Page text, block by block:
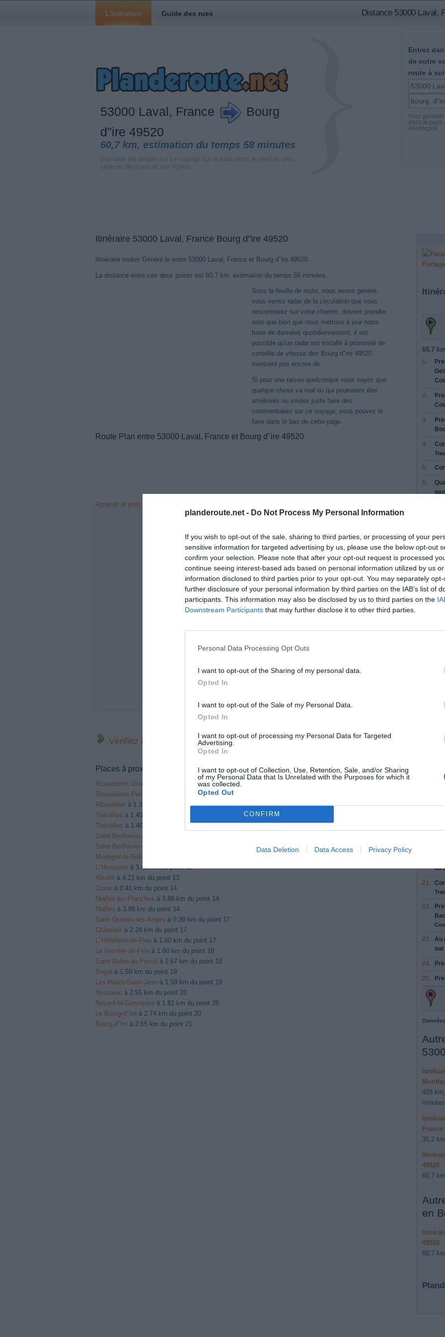
planderoute.net - Do Not Process My Personal Information
If you wish to opt-out of the sale, sharing to third parties, or processing of your
sensitive information for targeted advertising by us, please use the below opt-out
confirm your selection. Please note that after your opt-out request is processed
continue seeing interest-based ads based on personal information utilized by us
information disclosed to third parties prior to your opt-out. You may separately
further disclosure of your personal information by third parties on the IAB’s list of
participants. This information may also be disclosed by us to third parties on the
Downstream Participants that may further disclose it to other third parties.
Personal Data Processing Opt Outs
I want to opt-out of the Sharing of my personal data.
Opted In
I want to opt-out of the Sale of my Personal Data.
Opted In
I want to opt-out of processing my Personal Data for Targeted
Advertising.
Opted In
I want to opt-out of Collection, Use, Retention, Sale, and/or Sharing
of my Personal Data that Is Unrelated with the Purposes for which it
was collected.
Opted Out
CONFIRM
Data Deletion Data Access Privacy Policy
Distance 53000 Laval,
L'initiation Guide des rues
53000 Laval, France
Bourg
d"ire 49520
60,7 km, estimation du temps 58 minutes
Entrez
de votre
route à
Pour
dans le pays
Allemagne...
Itinéraire 53000 Laval, France Bourg d"ire 49520
Itinéraire routier Généré le entre 53000 Laval, France et Bourg d"ire 49520.
La distance entre ces deux points est 60,7 km, estimation du temps 58 minutes.
Sous la feuille de route, nous avons généré,
vous verrez radar de la circulation que vous
rencontrerez sur votre chemin, doivent prendre
note que bien que nous mettons à jour notre
base de données quotidiennement, il est
possible qu'un radar est installé à proximité de
contrôle de vitesse des Bourg d"ire 49520
montrent pas encore de.
Si pour une raison quelconque vous voyez que
quelque chose va mal ou qui pourraient être
améliorés ou voulez juste faire des
commentaires sur ce voyage, vous pouvez le
faire dans le bas de cette page.
Route Plan entre 53000 Laval, France et Bourg d"ire 49520
Agrandir le plan
Vérifiez la météo dans votre voyage
Places à proximité de votre itinéraire (moins de 30)
Ribaudières Grandes
à 1.33 km du point 1
Ribaudières Petites
à 1.33 km du point 1
Ribaudière à 1.33 km du point 1
Tliévalles à 1.40 km du point 7
Thévalles à 1.40 km du point 7
Saint-Berthevin à 3.32 km du point 10
Saint-Berthevin-sur-Vicoin
Montigné-le-Brillant
L"Huisserie à 3.43 km du point 12
Ahuillé à 4.21 km du point 13
Craon à 0.41 km du point 14
Niafles-les-Planches à 3.88 km du point 14
Niafles à 3.88 km du point 14
Saint-Quentin-les-Anges à 0.39 km du point 17
Châtelais à 2.24 km du point 17
L"Hôtellerie-de-Flée à 1.60 km du point 17
La Ferrière-de-Flée à 1.80 km du point 18
Saint-Aubin-du-Pavoil à 2.67 km du point 18
Segré à 1.59 km du point 19
Les Hauts-Saint-Jean à 1.59 km du point 19
Nyoiseau à 2.55 km du point 20
Noyant-la-Gravoyère à 1.81 km du point 20
Le Bourg-d"Iré à 2.74 km du point 20
Bourg-d"Iré à 2.65 km du point 21
60,7
1.
2.
3.
4.
5.
6.
8. Au
9. Au
La
21.
22.
23. Au
sur
24.
25.
428
minutes
France
35,2
49520
60,7
en
49520
60,7